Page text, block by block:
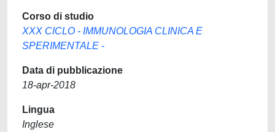
Corso di studio
XXX CICLO - IMMUNOLOGIA CLINICA E
SPERIMENTALE -
Data di pubblicazione
18-apr-2018
Lingua
Inglese